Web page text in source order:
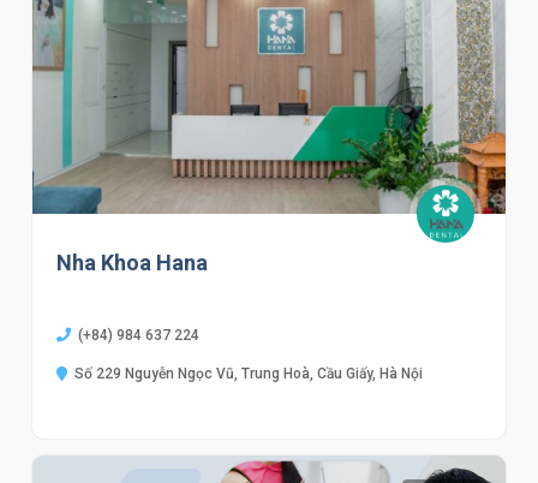
Nha Khoa Hana
(+84) 984 637 224
Số 229 Nguyễn Ngọc Vũ, Trung Hoà, Cầu Giấy, Hà Nội